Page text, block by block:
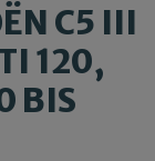
C5 III
120,
BIS